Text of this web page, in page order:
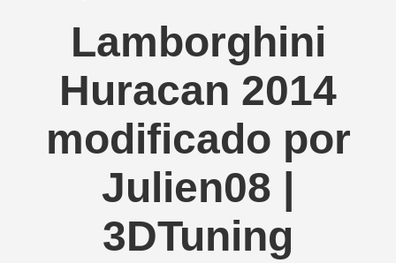
Lamborghini
Huracan 2014
modificado por
Julien08 |
3DTuning